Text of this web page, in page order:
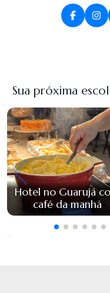
Sua próxima
Hotel no Guarujá
café da manhã